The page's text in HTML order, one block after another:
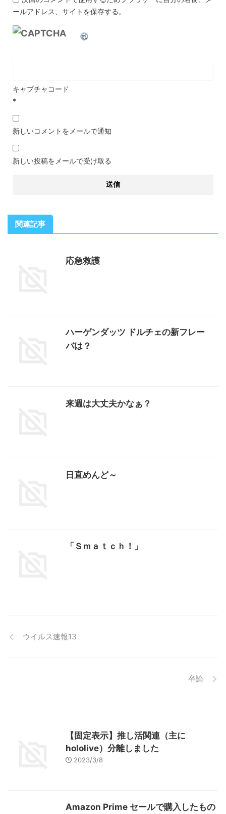
ールアドレス、サイトを保存する。
キャプチャコード
*
新しいコメントをメールで通知
新しい投稿をメールで受け取る
関連記事
応急救護
ハーゲンダッツ ドルチェの新フレー
バは？
来週は大丈夫かなぁ？
日直めんど～
「Ｓｍａｔｃｈ！」
ウイルス速報13
卒論
【固定表示】推し活関連（主に
hololive）分離しました
2023/3/8
Amazon Prime セールで購入したもの